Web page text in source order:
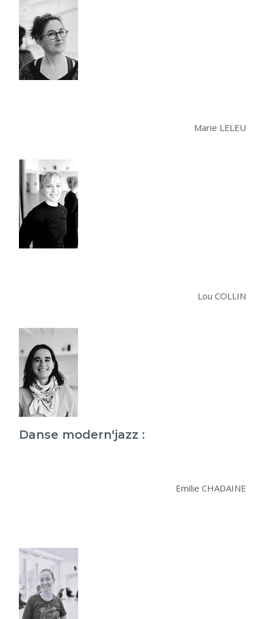
Marie LELEU
Lou COLLIN
Danse modern'jazz :
Emilie CHADAINE